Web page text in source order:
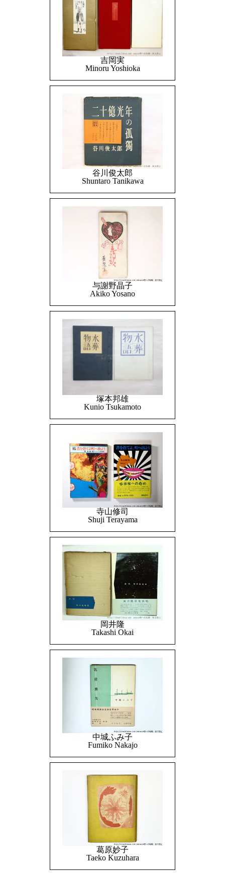
吉岡実
Minoru Yoshioka
谷川俊太郎
Shuntaro Tanikawa
与謝野晶子
Akiko Yosano
塚本邦雄
Kunio Tsukamoto
寺山修司
Shuji Terayama
岡井隆
Takashi Okai
中城ふみ子
Fumiko Nakajo
葛原妙子
Taeko Kuzuhara